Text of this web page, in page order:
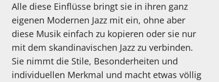
Alle diese Einflüsse bringt sie in ihren ganz
eigenen Modernen Jazz mit ein, ohne aber
diese Musik einfach zu kopieren oder sie nur
mit dem skandinavischen Jazz zu verbinden.
Sie nimmt die Stile, Besonderheiten und
individuellen Merkmal und macht etwas völlig